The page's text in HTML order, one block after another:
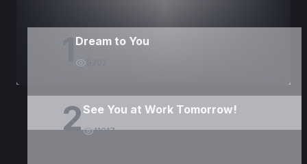
Dream to You
2See You at Work Tomorrow!
11017